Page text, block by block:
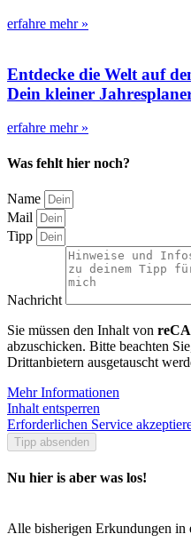
erfahre mehr »
Entdecke die Welt auf
Dein kleiner
erfahre mehr »
Was fehlt hier noch?
Name
Mail
Tipp
Nachricht
Sie müssen den Inhalt von
abzuschicken. Bitte beachten
Drittanbietern ausgetauscht
Mehr Informationen
Inhalt entsperren
Erforderlichen Service
Tipp absenden
Nu hier is aber was los!
Alle bisherigen Erkundungen in